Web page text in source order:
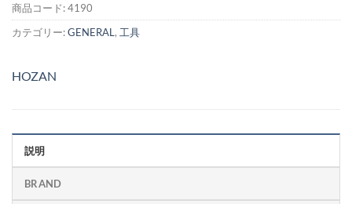
商品コード:4190
カテゴリー:GENERAL , 工具
HOZAN
説明
BRAND